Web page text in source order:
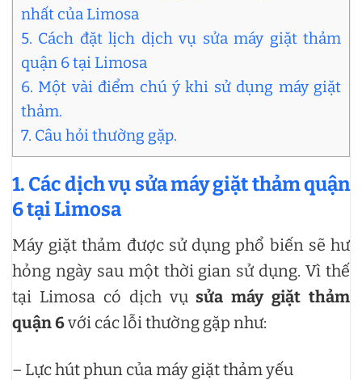
nhất của Limosa
5. Cách đặt lịch dịch vụ sửa máy giặt thảm
quận 6 tại Limosa
6. Một vài điểm chú ý khi sử dụng máy giặt
thảm.
7. Câu hỏi thường gặp.
1. Các dịch vụ sửa máy giặt thảm quận
6 tại Limosa
Máy giặt thảm được sử dụng phổ biến sẽ hư
hỏng ngày sau một thời gian sử dụng. Vì thế
tại Limosa có dịch vụsửa máy giặt thảm
quận 6với các lỗi thường gặp như:
– Lực hút phun của máy giặt thảm yếu